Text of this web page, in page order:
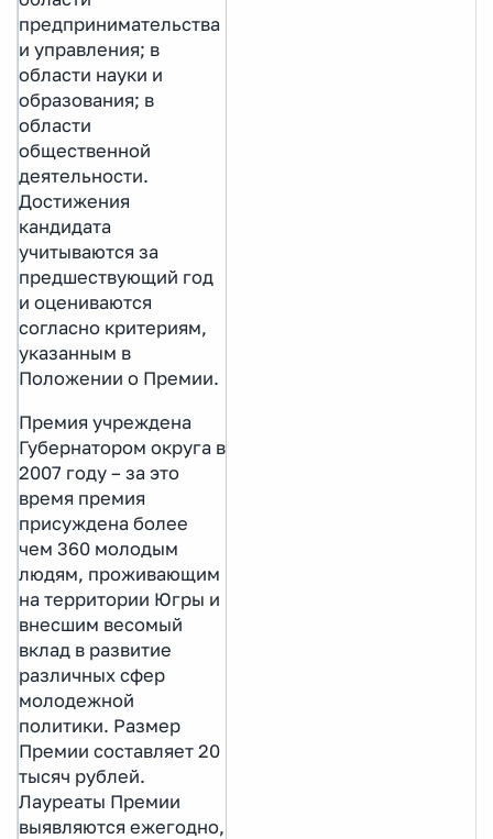
предпринимательства
и управления; в
области науки и
образования; в
области
общественной
деятельности.
Достижения
кандидата
учитываются за
предшествующий год
и оцениваются
согласно критериям,
указанным в
Положении о Премии.
Премия учреждена
Губернатором округа в
2007 году – за это
время премия
присуждена более
чем 360 молодым
людям, проживающим
на территории Югры и
внесшим весомый
вклад в развитие
различных сфер
молодежной
политики. Размер
Премии составляет 20
тысяч рублей.
Лауреаты Премии
выявляются ежегодно,